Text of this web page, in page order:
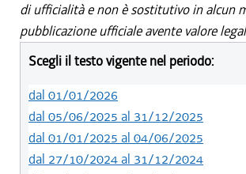
di ufficialità e non è sostitutivo in alcun
pubblicazione ufficiale avente valore
Scegli il testo vigente nel periodo:
dal 01/01/2026
dal 05/06/2025 al 31/12/2025
dal 01/01/2025 al 04/06/2025
dal 27/10/2024 al 31/12/2024